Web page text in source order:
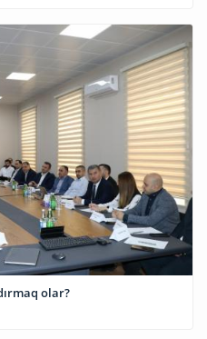
olar?